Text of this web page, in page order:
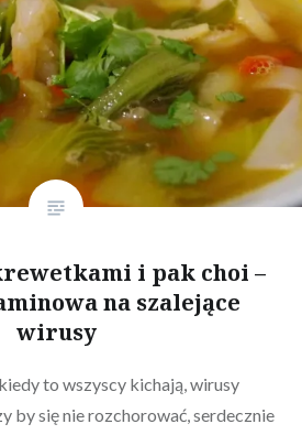
i pak choi –
na szalejące
wirusy
to wszyscy kichają, wirusy
by się nie rozchorować, serdecznie